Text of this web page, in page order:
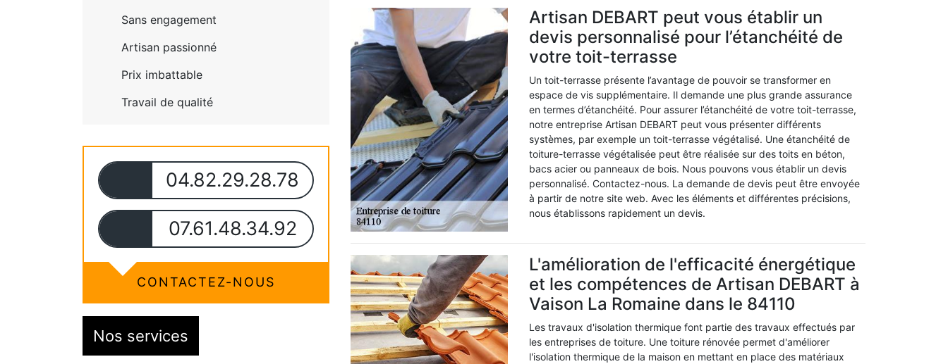
Sans engagement
Artisan passionné
Prix imbattable
Travail de qualité
04.82.29.28.78
07.61.48.34.92
CONTACTEZ-NOUS
Nos services
Artisan DEBART peut vous établir un
devis personnalisé pour l’étanchéité de
votre toit-terrasse
Un toit-terrasse présente l’avantage de pouvoir se transformer en
espace de vis supplémentaire. Il demande une plus grande assurance
en termes d’étanchéité. Pour assurer l’étanchéité de votre toit-terrasse,
notre entreprise Artisan DEBART peut vous présenter différents
systèmes, par exemple un toit-terrasse végétalisé. Une étanchéité de
toiture-terrasse végétalisée peut être réalisée sur des toits en béton,
bacs acier ou panneaux de bois. Nous pouvons vous établir un devis
personnalisé. Contactez-nous. La demande de devis peut être envoyée
à partir de notre site web. Avec les éléments et différentes précisions,
nous établissons rapidement un devis.
L'amélioration de l'efficacité énergétique
et les compétences de Artisan DEBART à
Vaison La Romaine dans le 84110
Les travaux d'isolation thermique font partie des travaux effectués par
les entreprises de toiture. Une toiture rénovée permet d'améliorer
l'isolation thermique de la maison en mettant en place des matériaux